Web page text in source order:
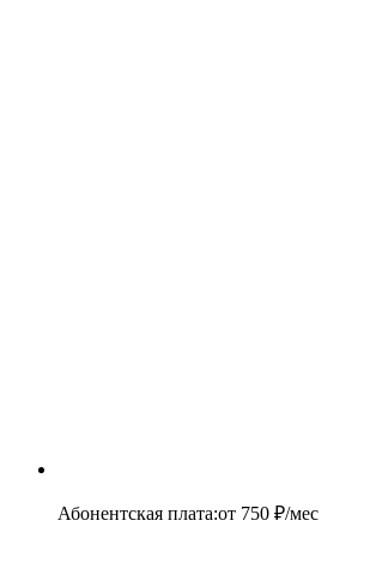
Абонентская плата:от 750 ₽/мес